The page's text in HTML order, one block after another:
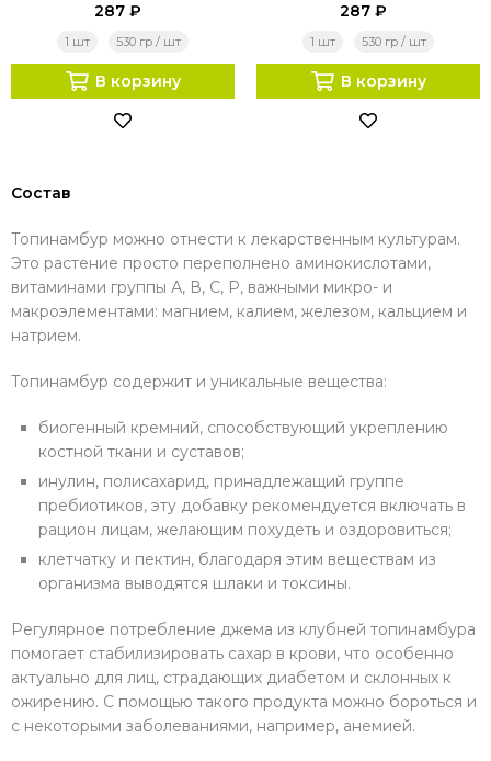
287 ₽
1 шт 530 гр / шт
В корзину
287 ₽
1 шт 530 гр / шт
В корзину
Состав
Топинамбур можно отнести к лекарственным культурам.
Это растение просто переполнено аминокислотами,
витаминами группы А, В, С, Р, важными микро- и
макроэлементами: магнием, калием, железом, кальцием и
натрием.
Топинамбур содержит и уникальные вещества:
биогенный кремний, способствующий укреплению
костной ткани и суставов;
инулин, полисахарид, принадлежащий группе
пребиотиков, эту добавку рекомендуется включать в
рацион лицам, желающим похудеть и оздоровиться;
клетчатку и пектин, благодаря этим веществам из
организма выводятся шлаки и токсины.
Регулярное потребление джема из клубней топинамбура
помогает стабилизировать сахар в крови, что особенно
актуально для лиц, страдающих диабетом и склонных к
ожирению. С помощью такого продукта можно бороться и
с некоторыми заболеваниями, например, анемией.